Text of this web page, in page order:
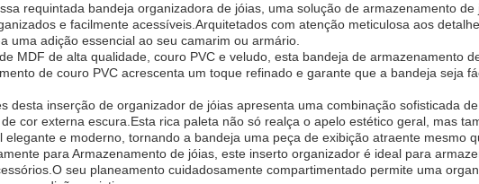
requintada bandeja organizadora de jóias, uma solução de armazenamento
e facilmente acessíveis.Arquitetados com atenção meticulosa aos
uma adição essencial ao seu camarim ou armário.
MDF de alta qualidade, couro PVC e veludo, esta bandeja de armazenamento
de couro PVC acrescenta um toque refinado e garante que a bandeja seja
desta inserção de organizador de jóias apresenta uma combinação sofisticada
cor externa escura.Esta rica paleta não só realça o apelo estético geral, mas
elegante e moderno, tornando a bandeja uma peça de exibição atraente mesmo
para Armazenamento de jóias, este inserto organizador é ideal para
seu planeamento cuidadosamente compartimentado permite uma